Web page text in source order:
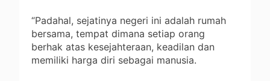
“Padahal, sejatinya negeri ini adalah rumah
bersama, tempat dimana setiap orang
berhak atas kesejahteraan, keadilan dan
memiliki harga diri sebagai manusia.